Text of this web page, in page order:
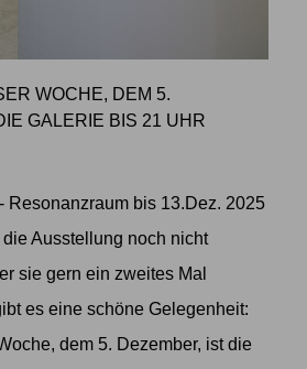
WOCHE, DEM 5.
GALERIE BIS 21 UHR
Resonanzraum bis 13.Dez. 2025
Ausstellung noch nicht
sie gern ein zweites Mal
es eine schöne Gelegenheit:
dem 5. Dezember, ist die